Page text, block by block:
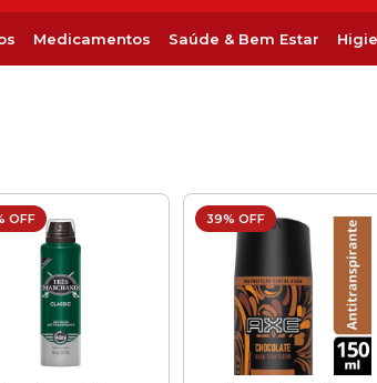
Medicamentos Saúde & Bem Estar
OFF 39% OFF